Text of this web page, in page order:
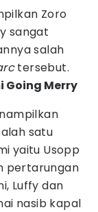
Zoro
sangat
salah
tersebut.
Going Merry
satu
yaitu Usopp
pertarungan
Luffy dan
nasib kapal